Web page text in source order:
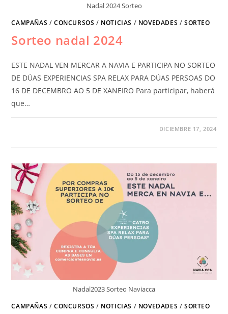
Nadal 2024 Sorteo
CAMPAÑAS /CONCURSOS / NOTICIAS / NOVEDADES /SORTEO
Sorteo nadal 2024
ESTE NADAL VEN MERCAR A NAVIA E PARTICIPA NO SORTEO
DE DÚAS EXPERIENCIAS SPA RELAX PARA DÚAS PERSOAS DO
16 DE DECEMBRO AO 5 DE XANEIRO Para participar, haberá
que…
DICIEMBRE 17, 2024
Nadal2023 Sorteo Naviacca
CAMPAÑAS /CONCURSOS / NOTICIAS / NOVEDADES /SORTEO